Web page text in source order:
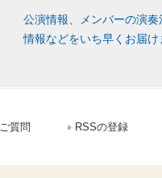
公演情報、メンバーの演
情報などをいち早くお届け
質問 RSSの登録